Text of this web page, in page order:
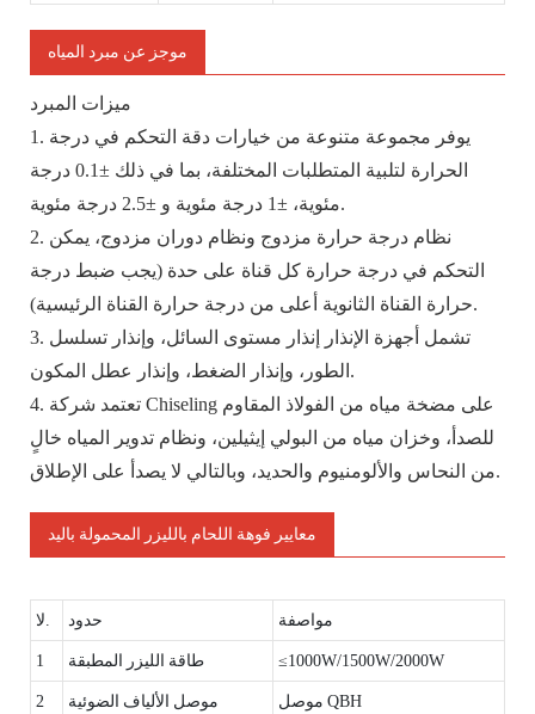
موجز عن مبرد المياه
ميزات المبرد
1. يوفر مجموعة متنوعة من خيارات دقة التحكم في درجة
الحرارة لتلبية المتطلبات المختلفة، بما في ذلك ±0.1 درجة
مئوية، ±1 درجة مئوية و ±2.5 درجة مئوية.
2. نظام درجة حرارة مزدوج ونظام دوران مزدوج، يمكن
التحكم في درجة حرارة كل قناة على حدة (يجب ضبط درجة
حرارة القناة الثانوية أعلى من درجة حرارة القناة الرئيسية).
3. تشمل أجهزة الإنذار إنذار مستوى السائل، وإنذار تسلسل
الطور، وإنذار الضغط، وإنذار عطل المكون.
4. تعتمد شركة Chiseling على مضخة مياه من الفولاذ المقاوم
للصدأ، وخزان مياه من البولي إيثيلين، ونظام تدوير المياه خالٍ
من النحاس والألومنيوم والحديد، وبالتالي لا يصدأ على الإطلاق.
معايير فوهة اللحام بالليزر المحمولة باليد
حدود مواصفة
1 طاقة الليزر المطبقة ≤1000W/1500W/2000W
2 موصل الألياف الضوئية موصل QBH